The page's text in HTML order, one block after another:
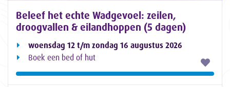
Beleef het echte Wadgevoel: zeilen,
droogvallen & eilandhoppen (5 dagen)
woensdag 12 t/m zondag 16 augustus 2026
Boek een bed of hut